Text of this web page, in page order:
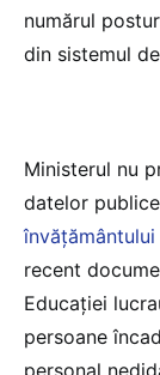
numărul
din sistemul
Ministerul nu
datelor
recent
Educației
persoane
personal